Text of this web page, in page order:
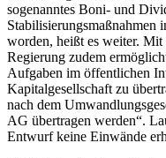
sogenanntes Boni- und
Stabilisierungsmaßnahmen
worden, heißt es weiter.
Regierung zudem
Aufgaben im öffentlichen
Kapitalgesellschaft zu
nach dem
AG übertragen werden“.
Entwurf keine Einwände